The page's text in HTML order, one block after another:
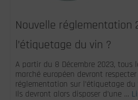
Nouvelle réglementation
l’étiquetage du vin ?
A partir du 8 Décembre 2023, tous
marché européen devront
réglementation sur l’étiquetage du
Ils devront alors disposer d’une …